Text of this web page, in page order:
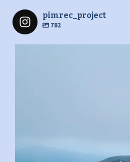
pimrec_project
782